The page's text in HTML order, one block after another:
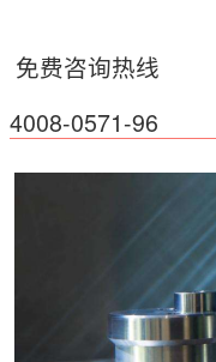
免费咨询热线
4008-0571-96